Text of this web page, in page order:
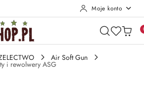
Moje konto
Air Soft Gun
i rewolwery ASG